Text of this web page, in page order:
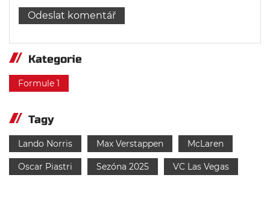
Kategorie
Formule 1
Tagy
Lando Norris Max Verstappen McLaren
Oscar Piastri Sezóna 2025 VC Las Vegas